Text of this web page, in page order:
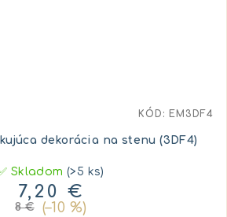
dekorácia na stenu (3DF4)
Skladom(>5 ks)
7,20 €
8 € (–10 %)
KÓD: EM3DF4